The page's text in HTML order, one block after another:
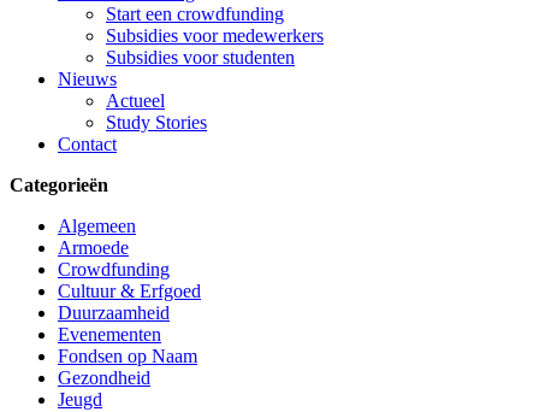
Start een crowdfunding
Subsidies voor medewerkers
Subsidies voor studenten
Nieuws
Actueel
Study Stories
Contact
Categorieën
Algemeen
Armoede
Crowdfunding
Cultuur & Erfgoed
Duurzaamheid
Evenementen
Fondsen op Naam
Gezondheid
Jeugd